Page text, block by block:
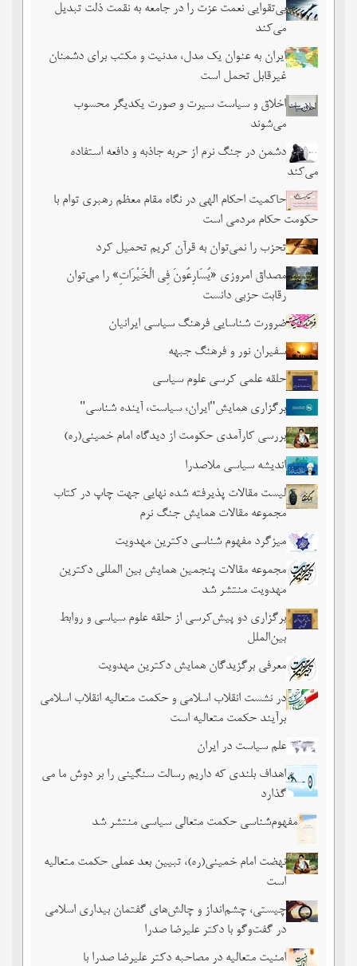
بی‌تقوایی نعمت عزت را در جامعه به نقمت ذلت تبدیل
می‌کند
ایران به عنوان یک مدل، مدنیت و مکتب برای دشمنان
غیرقابل تحمل است
اخلاق و سیاست سیرت و صورت یکدیگر محسوب
می‌شوند
دشمن در جنگ نرم از حربه جاذبه و دافعه استفاده
می‌کند
حاکمیت احکام الهی در نگاه مقام معظم رهبری توام با
حکومت حکام مردمی است
تحزب را نمی‌توان به قرآن کریم تحمیل کرد
مصداق امروزی «یُسَارِعُونَ فِی الْخَیْرَاتِ» را می‌توان
رقابت حزبی دانست
ضرورت شناسایی فرهنگ سیاسی ایرانیان
سفیران نور و فرهنگ جبهه
حلقه علمی کرسی علوم سیاسی
برگزاری همایش"ایران، سیاست، آینده شناسی"
بررسی کارآمدی حکومت از دیدگاه امام خمینی(ره)
اندیشه سیاسی ملاصدرا
لیست مقالات پذیرفته شده نهایی جهت چاپ در کتاب
مجموعه مقالات همایش جنگ نرم
میزگرد مفهوم شناسی دکترین مهدویت
مجموعه مقالات پنجمین همایش بین المللی دکترین
مهدویت منتشر شد
برگزاری دو پیش‌کرسی از حلقه علوم سیاسی و روابط
بین‌الملل
معرفی برگزیدگان همایش دکترین مهدویت
در نشست انقلاب اسلامی و حکمت متعالیه انقلاب اسلامی
برآیند حکمت متعالیه است
علم سیاست در ایران
اهداف بلندی که داریم رسالت سنگینی را بر دوش ما می
گذارد
مفهوم‌شناسی حکمت متعالی سیاسی منتشر شد
نهضت امام خمینی(ره)، تبیین بعد عملی حکمت متعالیه
است
چیستی، چشم‌انداز و چالش‌های گفتمان بیداری اسلامی
در گفت‌وگو با دکتر علیرضا صدرا
امنیت متعالیه در مصاحبه دکتر علیرضا صدرا با